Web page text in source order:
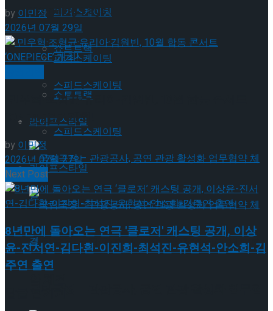
피겨스케이팅
쇼트트랙
스피드스케이팅
라이프스타일
국립극장 – 관광공사, 공연 관광 활성화 업무협
Trending Tags
피겨스케이팅
쇼트트랙
스피드스케이팅
라이프스타일
by이민정
2026년 07월 29일
민우혁·조형균·유리아·김원빈, 10월 합동 콘서트
‘ONEPIECE’ 개최!
by이민정
2026년 07월 27일
Next Post
8년만에 돌아오는 연극 '클로저' 캐스팅 공개, 이상
윤-진서연-김다흰-이진희-최석진-유현석-안소희-김
주연 출연